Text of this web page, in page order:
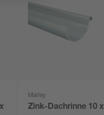
Marley
Zink-Dachrinne 10 x